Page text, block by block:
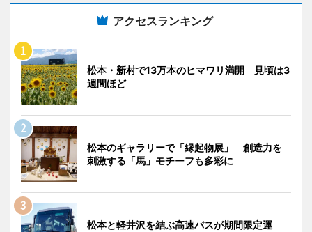
アクセスランキング
松本・新村で13万本のヒマワリ満開 見頃は3
週間ほど
松本のギャラリーで「縁起物展」 創造力を
刺激する「馬」モチーフも多彩に
松本と軽井沢を結ぶ高速バスが期間限定運